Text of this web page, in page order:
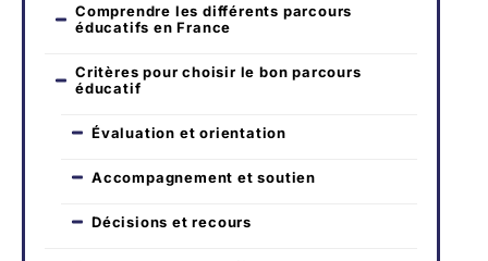
Comprendre les différents parcours
éducatifs en France
Critères pour choisir le bon parcours
éducatif
Évaluation et orientation
Accompagnement et soutien
Décisions et recours